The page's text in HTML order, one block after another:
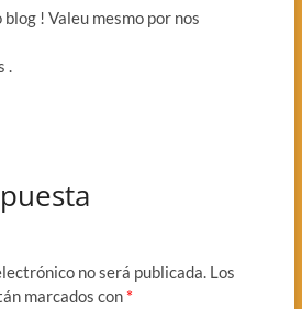
! Valeu mesmo por nos
no será publicada. Los
marcados con *